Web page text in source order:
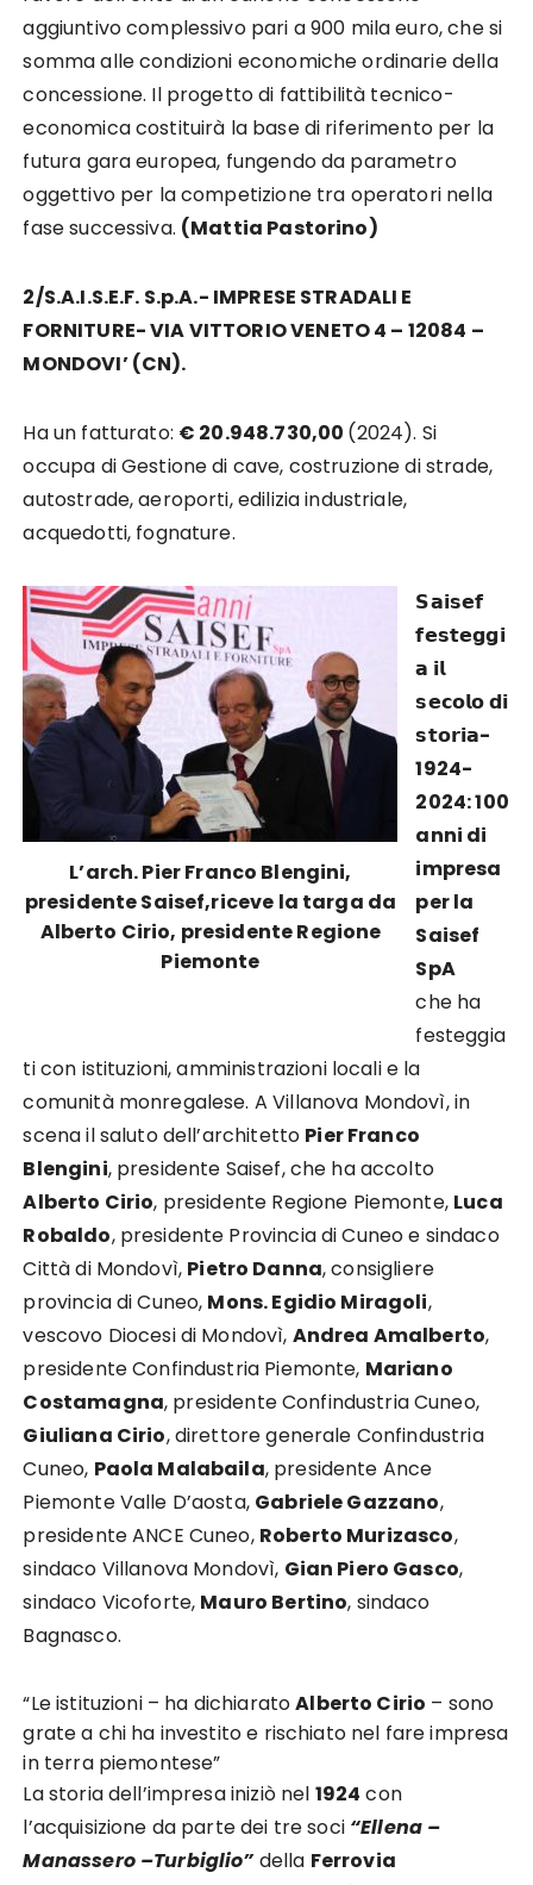
aggiuntivo complessivo pari a 900 mila euro, che si
somma alle condizioni economiche ordinarie della
concessione. Il progetto di fattibilità tecnico-
economica costituirà la base di riferimento per la
futura gara europea, fungendo da parametro
oggettivo per la competizione tra operatori nella
fase successiva. (Mattia Pastorino)
2/S.A.I.S.E.F. S.p.A.- IMPRESE STRADALI E
FORNITURE-VIA VITTORIO VENETO 4 – 12084 –
MONDOVI’ (CN).
Ha un fatturato: € 20.948.730,00 (2024). Si
occupa di Gestione di cave, costruzione di strade,
autostrade, aeroporti, edilizia industriale,
acquedotti, fognature.
L’arch. Pier Franco Blengini,
presidente Saisef,riceve la targa da
Alberto Cirio, presidente Regione
Piemonte
𝗦𝗮𝗶𝘀𝗲𝗳
𝗳𝗲𝘀𝘁𝗲𝗴𝗴𝗶
𝗮 𝗶𝗹
𝘀𝗲𝗰𝗼𝗹𝗼 𝗱𝗶
𝘀𝘁𝗼𝗿𝗶𝗮-
1924-
2024: 100
anni di
impresa
per la
Saisef
SpA
cheha
festeggia
ti con istituzioni, amministrazioni locali e la
comunità monregalese. A Villanova Mondovì, in
scena il saluto dell’architetto Pier Franco
Blengini, presidente Saisef, che ha accolto
Alberto Cirio, presidente Regione Piemonte, Luca
Robaldo, presidente Provincia di Cuneo e sindaco
Città di Mondovì, Pietro Danna, consigliere
provincia di Cuneo, Mons. Egidio Miragoli,
vescovo Diocesi di Mondovì, Andrea Amalberto,
presidente Confindustria Piemonte, Mariano
Costamagna, presidente Confindustria Cuneo,
Giuliana Cirio, direttore generale Confindustria
Cuneo, Paola Malabaila, presidente Ance
Piemonte Valle D’aosta, Gabriele Gazzano,
presidenteANCE Cuneo, Roberto Murizasco,
sindaco Villanova Mondovì, Gian Piero Gasco,
sindaco Vicoforte, Mauro Bertino, sindaco
Bagnasco.
“Le istituzioni – ha dichiaratoAlberto Cirio – sono
grate a chi ha investito e rischiato nel fare impresa
in terra piemontese”
La storia dell’impresa iniziò nel 1924 con
l’acquisizione da parte dei tre soci “Ellena –
Manassero –Turbiglio”della Ferrovia